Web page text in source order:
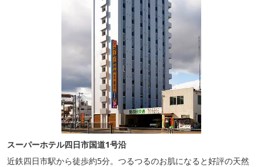
スーパーホテル四日市国道1号沿
近鉄四日市駅から徒歩約5分。つるつるのお肌になると好評の天然